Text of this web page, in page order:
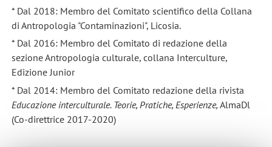
* Dal 2018: Membro del Comitato scientifico della Collana
di Antropologia "Contaminazioni", Licosia.
* Dal 2016: Membro del Comitato di redazione della
sezione Antropologia culturale, collana Interculture,
Edizione Junior
* Dal 2014: Membro del Comitato redazione della rivista
Educazione interculturale. Teorie, Pratiche, Esperienze, AlmaDl
(Co-direttrice 2017-2020)